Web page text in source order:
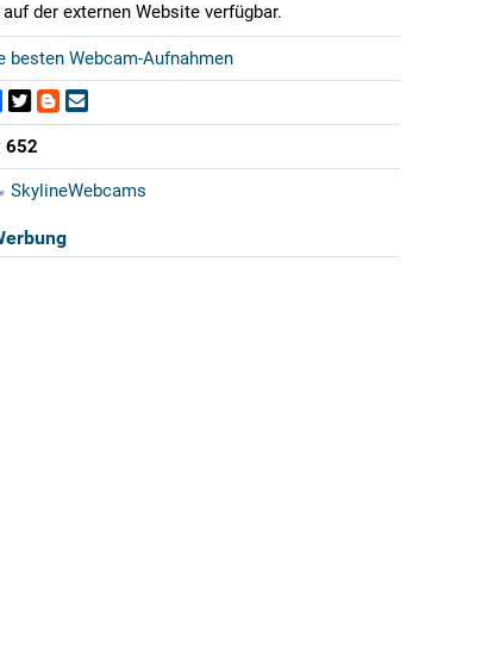
der externen Website verfügbar.
besten Webcam-Aufnahmen
652
SkylineWebcams